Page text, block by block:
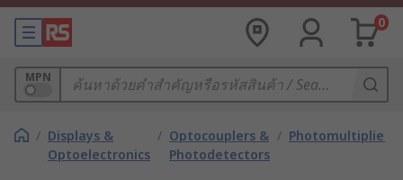
0
MPN
/ Displays &
Optoelectronics
/ Optocouplers &
Photodetectors
/ Photomultipliers